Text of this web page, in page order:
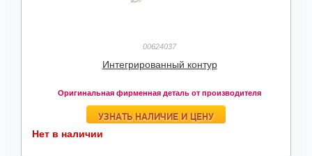
00624037
Интегрированный контур
Оригинальная фирменная деталь от производителя
УЗНАТЬ НАЛИЧИЕ И ЦЕНУ
Нет в наличии